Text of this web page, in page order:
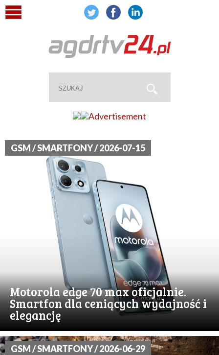
GSM / SMARTFONY / 2026-07-15
Motorola edge 70 max oficjalnie.
Smartfon dla ceniących wydajność i
elegancję
GSM / SMARTFONY / 2026-06-29